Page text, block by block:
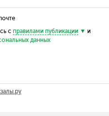
с правилами публикации
и
данных